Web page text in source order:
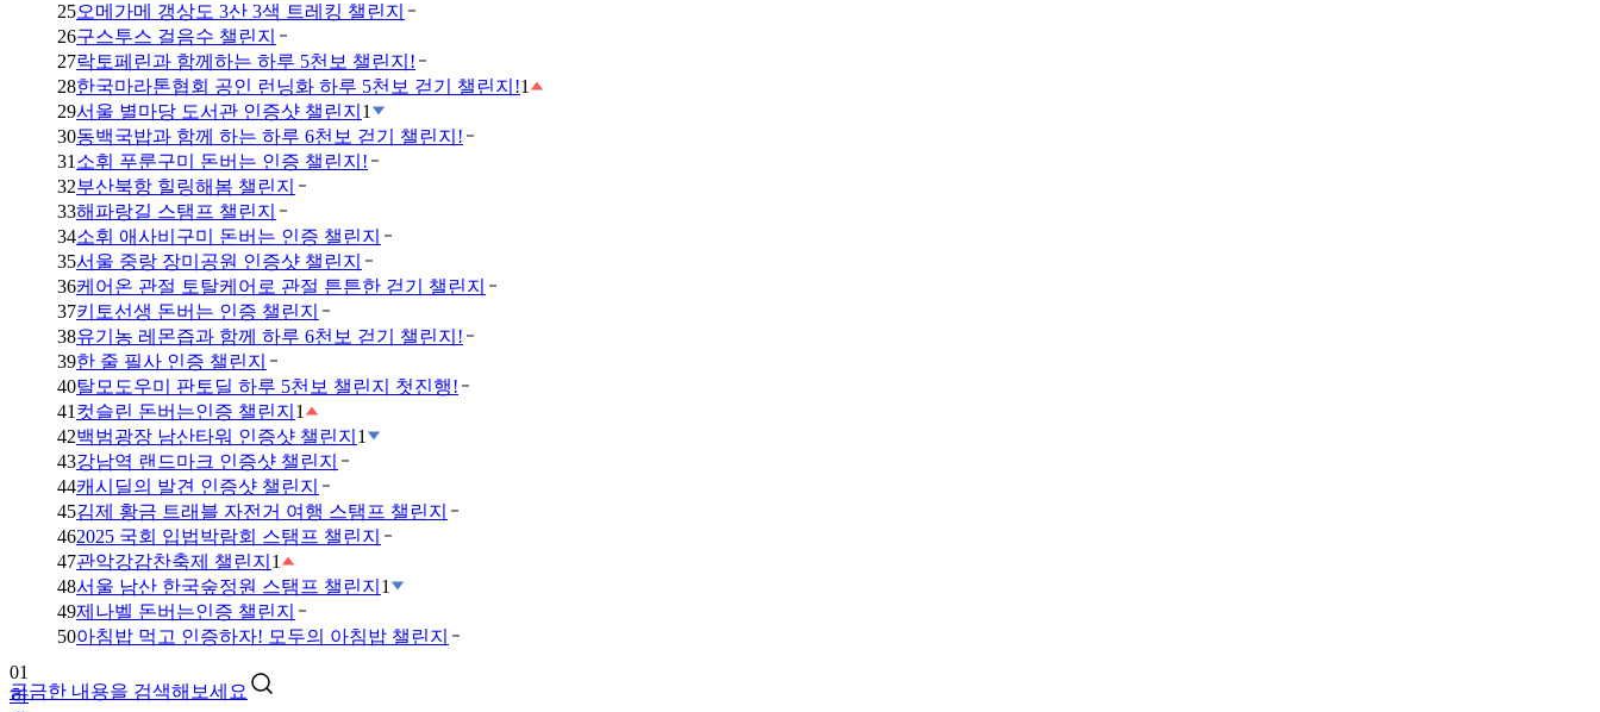
25오메가메 갱상도 3산 3색 트레킹 챌린지
26구스투스 걸음수 챌린지
27락토페린과 함께하는 하루 5천보 챌린지!
28한국마라톤협회 공인 런닝화 하루 5천보 걷기 챌린지!1
29서울 별마당 도서관 인증샷 챌린지 1
30동백국밥과 함께 하는 하루 6천보 걷기 챌린지!
31 소휘 푸룬구미 돈버는 인증 챌린지!
32부산북항 힐링해봄 챌린지
33해파랑길 스탬프 챌린지
34소휘 애사비구미 돈버는 인증 챌린지
35서울 중랑 장미공원 인증샷 챌린지
36케어온 관절 토탈케어로 관절 튼튼한 걷기 챌린지
37키토선생 돈버는 인증 챌린지
38유기농 레몬즙과 함께 하루 6천보 걷기 챌린지!
39한 줄 필사 인증 챌린지
40탈모도우미 판토딜 하루 5천보 챌린지 첫진행!
41 컷슬린 돈버는인증 챌린지 1
42백범광장 남산타워 인증샷 챌린지 1
43강남역 랜드마크 인증샷 챌린지
44캐시딜의 발견 인증샷 챌린지
45김제 황금 트래블 자전거 여행 스탬프 챌린지
462025 국회 입법박람회 스탬프 챌린지
47관악강감찬축제 챌린지 1
48서울 남산 한국숲정원 스탬프 챌린지 1
49제나벨 돈버는인증 챌린지
50아침밥 먹고 인증하자! 모두의 아침밥 챌린지
궁금한 내용을 검색해보세요
루
6